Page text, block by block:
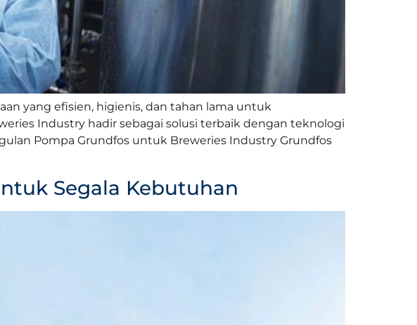
yang efisien, higienis, dan tahan lama untuk
Industry hadir sebagai solusi terbaik dengan teknologi
Pompa Grundfos untuk Breweries Industry Grundfos
Segala Kebutuhan